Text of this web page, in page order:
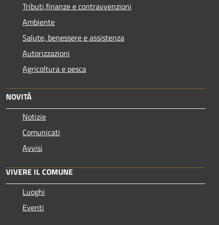
Tributi,finanze e contravvenzioni
Ambiente
Salute, benessere e assistenza
Autorizzazioni
Agricoltura e pesca
NOVITÀ
Notizie
Comunicati
Avvisi
VIVERE IL COMUNE
Luoghi
Eventi